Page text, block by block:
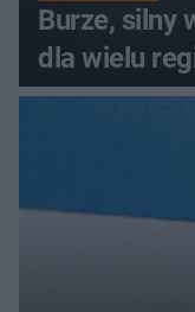
Burze, silny
dla wielu